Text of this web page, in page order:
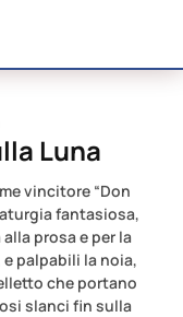
Luna
vincitore “Don
fantasiosa,
prosa e per la
palpabili la noia,
che portano
slanci fin sulla